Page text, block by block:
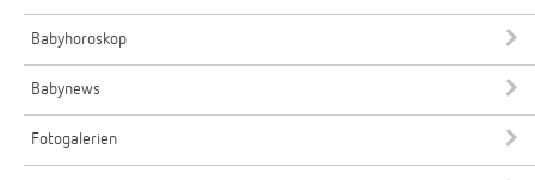
Babyhoroskop
Babynews
Fotogalerien